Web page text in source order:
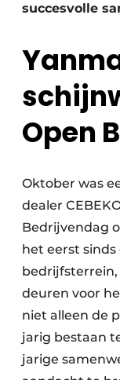
succesvolle
Open
Oktober was
dealer
Bedrijvendag
het eerst
bedrijfsterrein,
deuren voor
niet alleen de
jarig bestaan
jarige